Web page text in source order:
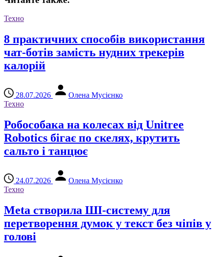
Техно
8 практичних способів використання
чат-ботів замість нудних трекерів
калорій
28.07.2026
Олена Мусієнко
Техно
Робособака на колесах від Unitree
Robotics бігає по скелях, крутить
сальто і танцює
24.07.2026
Олена Мусієнко
Техно
Meta створила ШІ-систему для
перетворення думок у текст без чіпів у
голові